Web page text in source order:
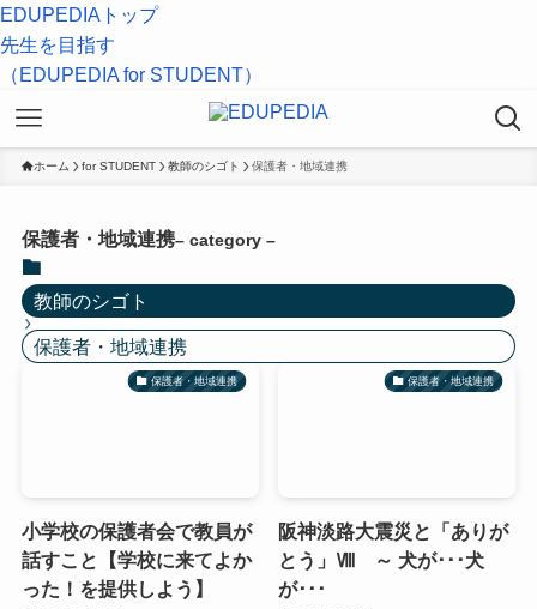
EDUPEDIAトップ
先生を目指す
（EDUPEDIA for STUDENT）
ホーム for STUDENT 教師のシゴト 保護者・地域連携
保護者・地域連携– category –
教師のシゴト
保護者・地域連携
保護者・地域連携
小学校の保護者会で教員が
話すこと【学校に来てよか
った！を提供しよう】
保護者・地域連携
阪神淡路大震災と「ありが
とう」Ⅷ ～ 犬が･･･犬
が･･･